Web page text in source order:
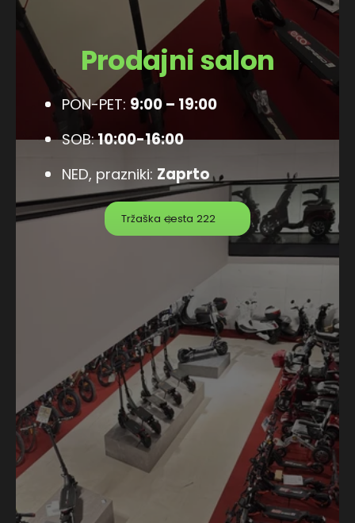
Prodajni salon
PON-PET: 9:00 – 19:00
SOB:10:00-16:00
NED, prazniki: Zaprto
Tržaška cesta 222